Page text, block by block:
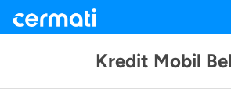
Kredit Mobil